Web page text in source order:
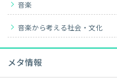
音楽
音楽から考える社会・文化
メタ情報